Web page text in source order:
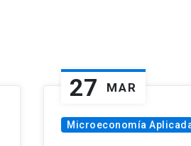
27 MAR
Microeconomía